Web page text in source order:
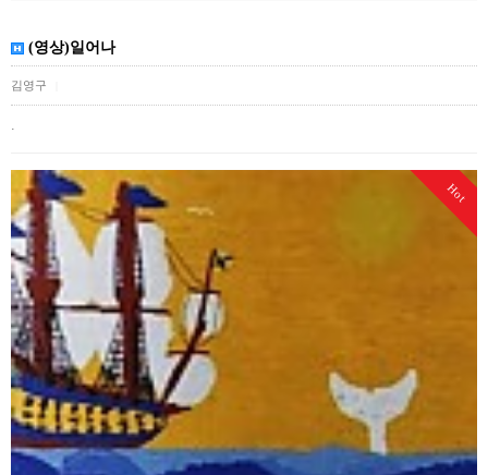
(영상)일어나
김영구
.
Hot